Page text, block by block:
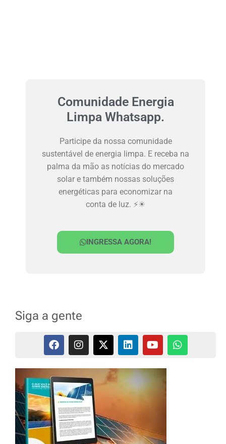
Comunidade Energia
Limpa Whatsapp.
Participe da nossa comunidade
sustentável de energia limpa. E receba na
palma da mão as notícias do mercado
solar e também nossas soluções
energéticas para economizar na
conta de luz. ⚡☀
INGRESSA AGORA!
Siga a gente